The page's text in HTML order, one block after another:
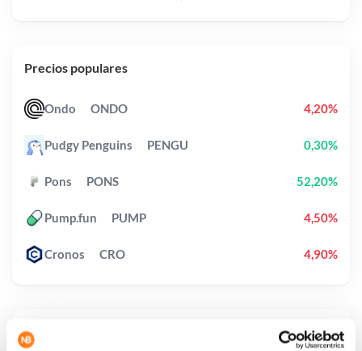
Precios populares
Ondo ONDO 4,20%
Pudgy Penguins PENGU 0,30%
Pons PONS 52,20%
Pump.fun PUMP 4,50%
Cronos CRO 4,90%